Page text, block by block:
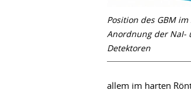
Position des GBM
Anordnung der NaI-
Detektoren
allem im harten